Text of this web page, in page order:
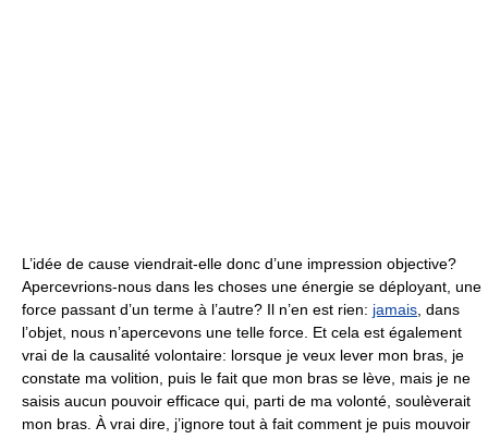
L’idée de cause viendrait-elle donc d’une impression objective?
Apercevrions-nous dans les choses une énergie se déployant, une
force passant d’un terme à l’autre? Il n’en est rien: jamais, dans
l’objet, nous n’apercevons une telle force. Et cela est également
vrai de la causalité volontaire: lorsque je veux lever mon bras, je
constate ma volition, puis le fait que mon bras se lève, mais je ne
saisis aucun pouvoir efficace qui, parti de ma volonté, soulèverait
mon bras. À vrai dire, j’ignore tout à fait comment je puis mouvoir